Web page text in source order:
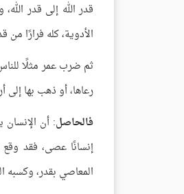
قدر الله إلى قدر
الأدوية، كله فرارًا من
ثم ضرب عمر مثلًا
رعاها، أو ذهب بها
فالحاصل: أن الإنسان
إنسانًا عصى، فقد وقع
المعاصي بقدر، وكسبه